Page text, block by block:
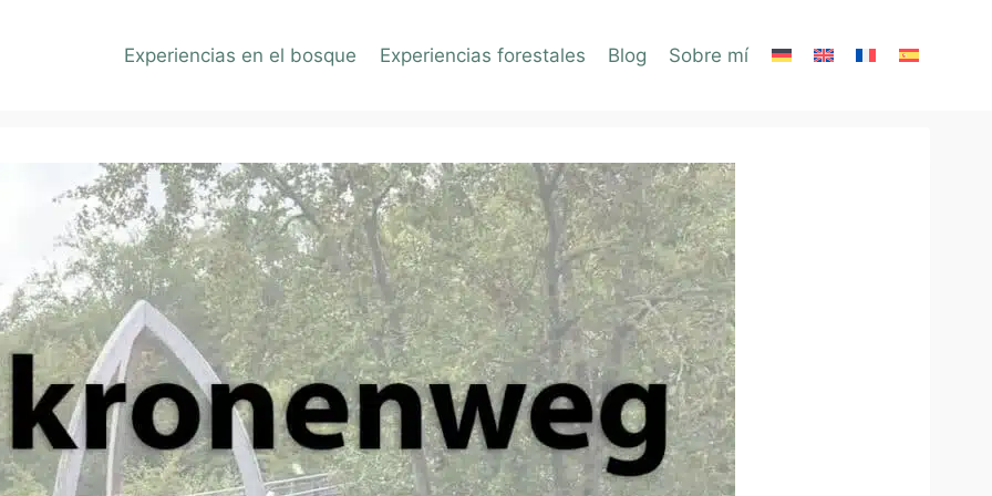
Experiencias en el bosque Experiencias forestales Blog Sobre mí